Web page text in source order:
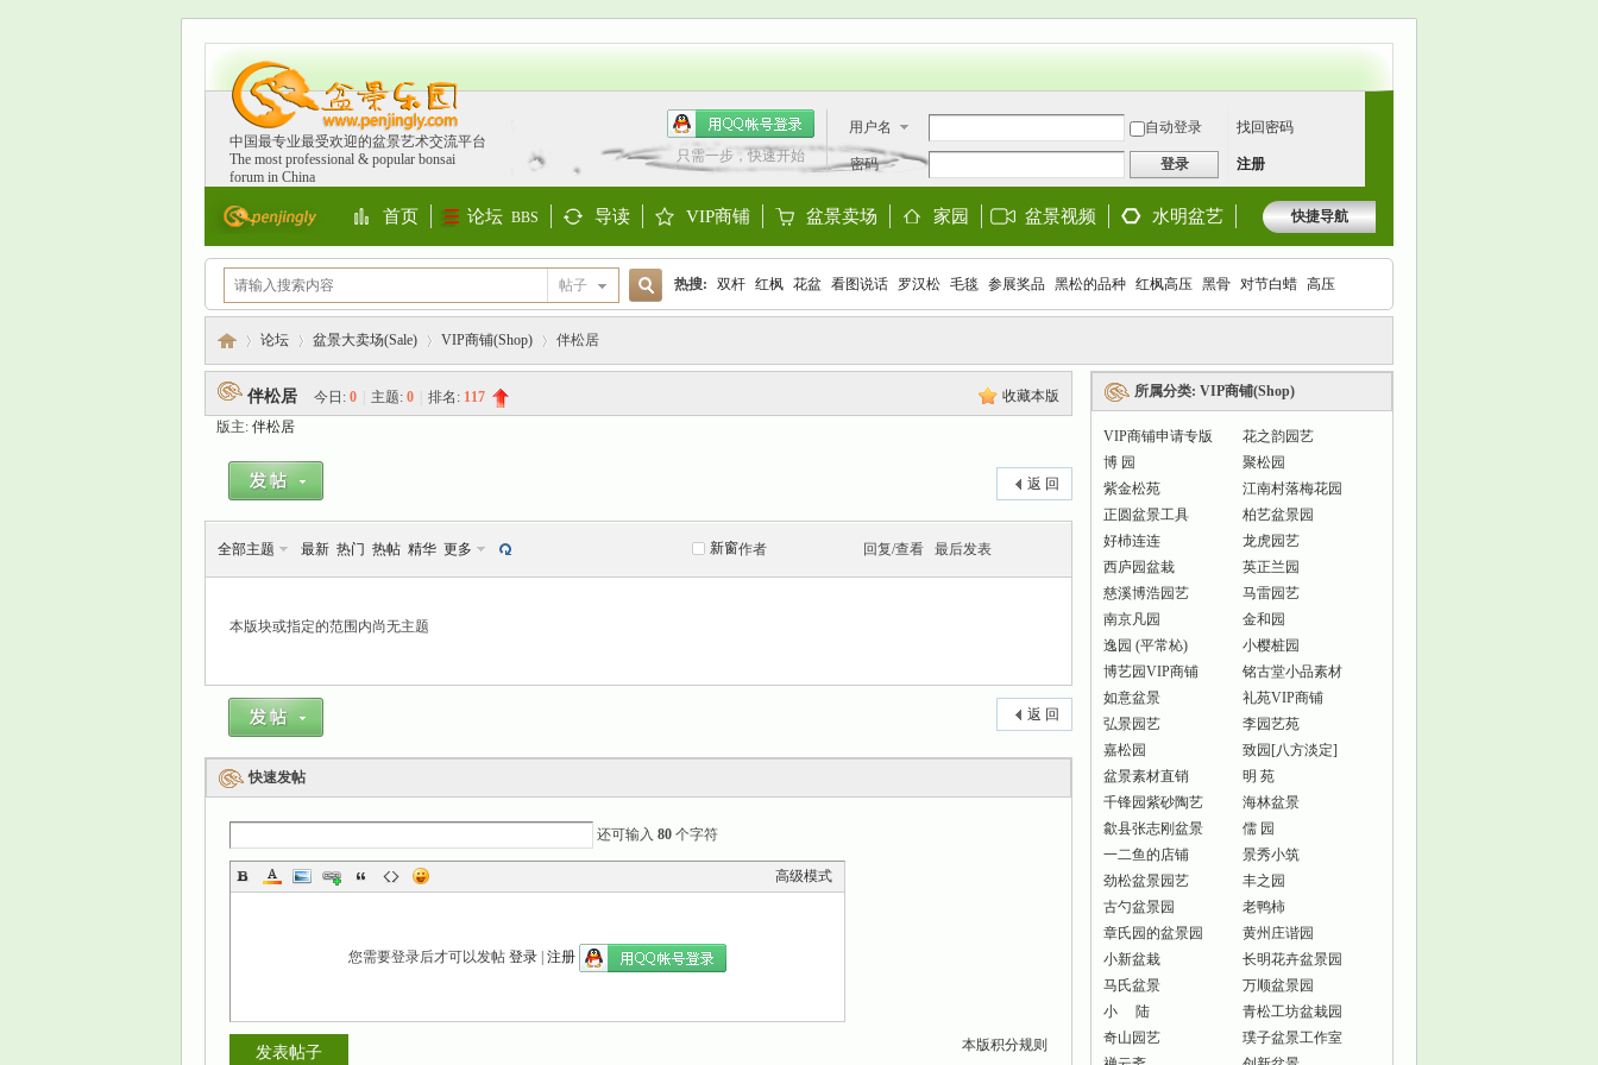
中国最专业最受欢迎的盆景艺术交流平台
The most professional & popular bonsai
forum in China
用户名 自动登录 找回密码
密码 登录 注册
只需一步，快速开始
快捷导航
首页 论坛 BBS 导读 VIP商铺 盆景卖场 家园 盆景视频 水明盆艺
帖子
搜
热搜: 双杆 红枫 花盆 看图说话 罗汉松 毛毯 参展奖品 黑松的品种 红枫高压 黑骨 对节白蜡 高压
论坛 盆景大卖场(Sale) VIP商铺(Shop) 伴松居
收藏本版
伴松居 今日: 0 主题: 0 排名: 117
版主: 伴松居
返 回
新窗
全部主题 最新 热门 热帖 精华 更多 作者 回复/查看 最后发表
本版块或指定的范围内尚无主题
返 回
快速发帖
还可输入 80 个字符
高级模式
您需要登录后才可以发帖 登录 注册
本版积分规则
发表帖子
所属分类: VIP商铺(Shop)
VIP商铺申请专版
花之韵园艺
博 园
聚松园
紫金松苑
江南村落梅花园
正圆盆景工具
柏艺盆景园
好杮连连
龙虎园艺
西庐园盆栽
英正兰园
慈溪博浩园艺
马雷园艺
南京凡园
金和园
逸园 (平常杺)
小樱桩园
博艺园VIP商铺
铭古堂小品素材
如意盆景
礼苑VIP商铺
弘景园艺
李园艺苑
嘉松园
致园[八方淡定]
盆景素材直销
明 苑
千锋园紫砂陶艺
海林盆景
歙县张志刚盆景
儒 园
一二鱼的店铺
景秀小筑
劲松盆景园艺
丰之园
古勺盆景园
老鸭柿
章氏园的盆景园
黄州庄谐园
小新盆栽
长明花卉盆景园
马氏盆景
万顺盆景园
小 陆
青松工坊盆栽园
奇山园艺
璞子盆景工作室